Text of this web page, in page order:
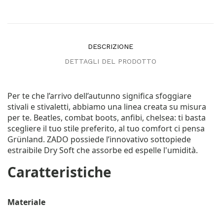
DESCRIZIONE
DETTAGLI DEL PRODOTTO
Per te che l’arrivo dell’autunno significa sfoggiare
stivali e stivaletti, abbiamo una linea creata su misura
per te. Beatles, combat boots, anfibi, chelsea: ti basta
scegliere il tuo stile preferito, al tuo comfort ci pensa
Grünland. ZADO possiede l’innovativo sottopiede
estraibile Dry Soft che assorbe ed espelle l'umidità.
Caratteristiche
Materiale